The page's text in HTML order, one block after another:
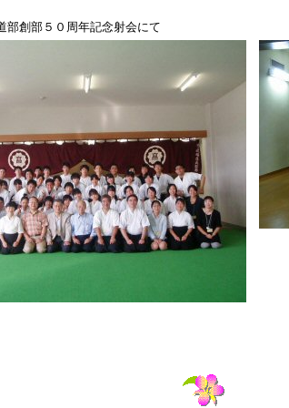
部創部５０周年記念射会にて